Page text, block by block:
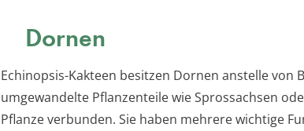
Dornen
Echinopsis-Kakteen besitzen Dornen anstelle von
umgewandelte Pflanzenteile wie Sprossachsen
Pflanze verbunden. Sie haben mehrere wichtige